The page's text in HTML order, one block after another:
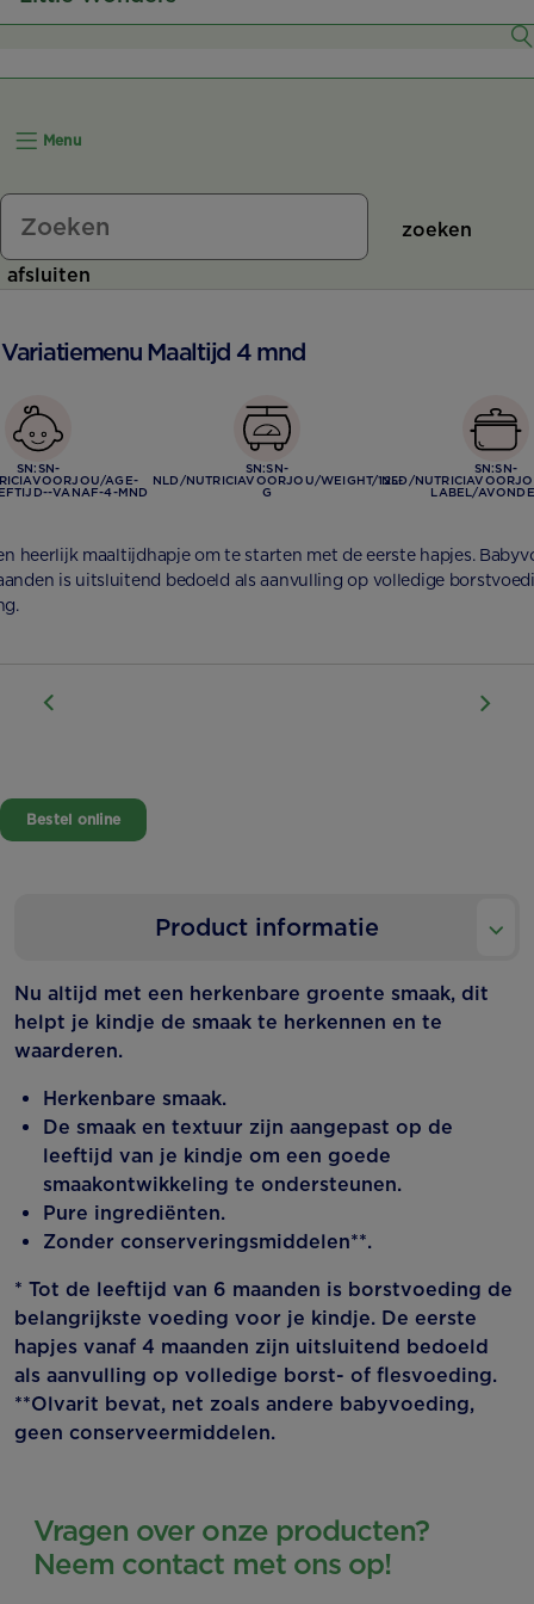
8–11 Maanden
12+ Maanden
Menu
zoeken
afsluiten
Maaltijd 4 mnd
SN:SN-
AGE-
VANAF-4-MND
SN:SN-
NLD/NUTRICIAVOORJOU/WEIGHT/125-
G
SN:SN-
NLD/
LABEL/
heerlijk maaltijdhapje om te starten met de eerste hapjes.
is uitsluitend bedoeld als aanvulling op volledige
Bestel online
Product informatie
Nu altijd met een herkenbare groente smaak, dit
helpt je kindje de smaak te herkennen en te
waarderen.
Herkenbare smaak.
De smaak en textuur zijn aangepast op de
leeftijd van je kindje om een goede
smaakontwikkeling te ondersteunen.
Pure ingrediënten.
Zonder conserveringsmiddelen**.
* Tot de leeftijd van 6 maanden is borstvoeding de
belangrijkste voeding voor je kindje. De eerste
hapjes vanaf 4 maanden zijn uitsluitend bedoeld
als aanvulling op volledige borst- of flesvoeding.
**Olvarit bevat, net zoals andere babyvoeding,
geen conserveermiddelen.
Vragen over onze producten?
Neem contact met ons op!